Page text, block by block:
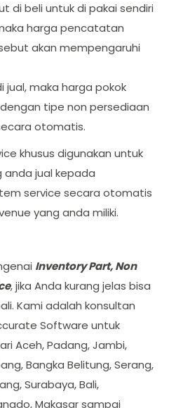
di beli untuk di pakai sendiri
harga pencatatan
akan mempengaruhi
maka harga pokok
tipe non persediaan
otomatis.
khusus digunakan untuk
jual kepada
service secara otomatis
yang anda miliki.
Inventory Part, Non
, jika Anda kurang jelas bisa
Kami adalah konsultan
Software untuk
Aceh, Padang, Jambi,
Bangka Belitung, Serang,
Surabaya, Bali,
Makasar sampai